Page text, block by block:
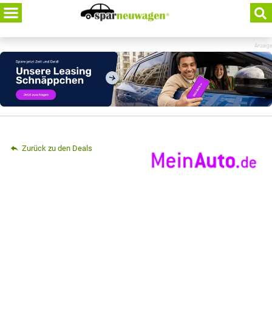
Skip
to
content
Anzeige
Zurück zu den Deals